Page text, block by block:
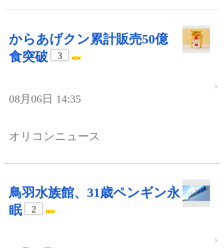
からあげクン累計販売50億
食突破
3
08月06日 14:35
オリコンニュース
鳥羽水族館、31歳ペンギン永
眠
2